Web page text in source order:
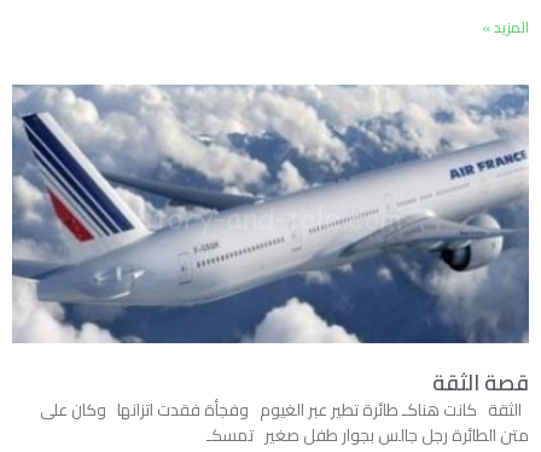
المزيد »
قصة الثقة
الثقة كانت هناكـ طائرة تطير عبر الغيوم وفجأة فقدت اتزانها وكان على
متن الطائرة رجل جالس بجوار طفل صغير تمسكـ